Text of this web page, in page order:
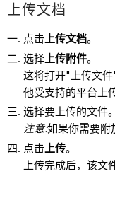
上传文档
点击上传文档。
选择上传附件。
这将打开"上传文
他受支持的平台上
选择要上传的文件。
注意:如果你需要附
点击上传。
上传完成后，该文